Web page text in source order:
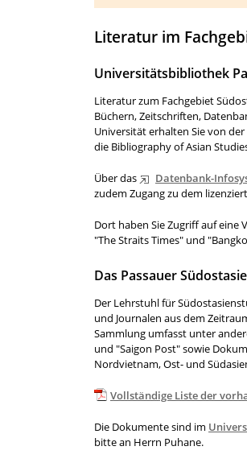
Literatur im
Universitätsbibliothek
Literatur zum Fachgebiet
Büchern, Zeitschriften,
Universität erhalten Sie von
die Bibliography of Asian
Über das Datenbank-
zudem Zugang zu dem
Dort haben Sie Zugriff auf eine
"The Straits Times" und
Das Passauer
Der Lehrstuhl für
und Journalen aus dem
Sammlung umfasst unter
und "Saigon Post" sowie
Nordvietnam, Ost- und
Vollständige Liste der
Die Dokumente sind im
bitte an Herrn Puhane.